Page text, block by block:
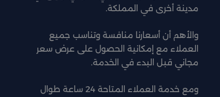
مدينة أخرى في المملكة.
والأهم أن أسعارنا منافسة وتناسب جميع
العملاء مع إمكانية الحصول على عرض سعر
مجاني قبل البدء في الخدمة.
ومع خدمة العملاء المتاحة 24 ساعة طوال